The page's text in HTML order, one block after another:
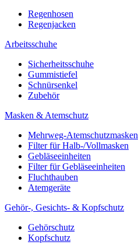
Regenhosen
Regenjacken
Arbeitsschuhe
Sicherheitsschuhe
Gummistiefel
Schnürsenkel
Zubehör
Masken & Atemschutz
Mehrweg-Atemschutzmasken
Filter für Halb-/Vollmasken
Gebläseeinheiten
Filter für Gebläseeinheiten
Fluchthauben
Atemgeräte
Gehör-, Gesichts- & Kopfschutz
Gehörschutz
Kopfschutz